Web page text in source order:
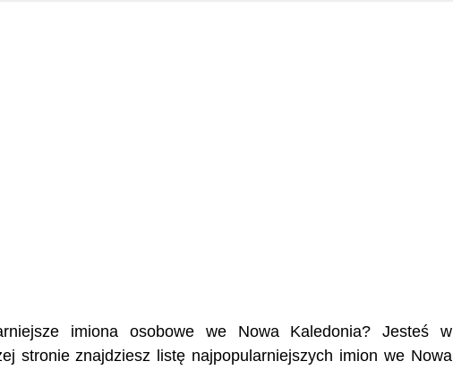
imiona osobowe we Nowa Kaledonia? Jesteś w
stronie znajdziesz listę najpopularniejszych imion we Nowa